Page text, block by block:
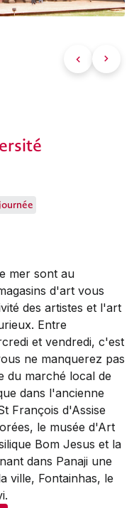
mer sont au
d'art vous
des artistes et l'art
Entre
et vendredi, c'est
ne manquerez pas
du marché local de
dans l'ancienne
François d'Assise
le musée d'Art
Bom Jesus et la
dans Panaji une
ville, Fontainhas, le